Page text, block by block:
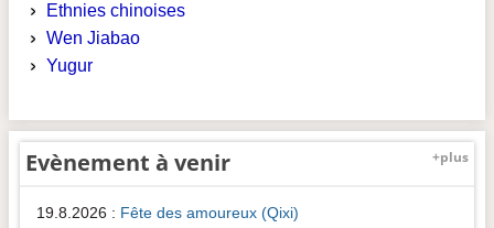
Ethnies chinoises
Wen Jiabao
Yugur
+plus
Evènement à venir
19.8.2026 : Fête des amoureux (Qixi)